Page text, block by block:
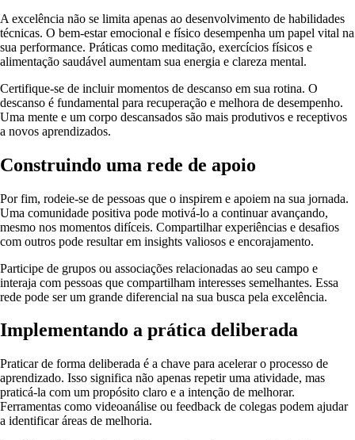
A excelência não se limita apenas ao desenvolvimento de habilidades
técnicas. O bem-estar emocional e físico desempenha um papel vital na
sua performance. Práticas como meditação, exercícios físicos e
alimentação saudável aumentam sua energia e clareza mental.
Certifique-se de incluir momentos de descanso em sua rotina. O
descanso é fundamental para recuperação e melhora de desempenho.
Uma mente e um corpo descansados são mais produtivos e receptivos
a novos aprendizados.
Construindo uma rede de apoio
Por fim, rodeie-se de pessoas que o inspirem e apoiem na sua jornada.
Uma comunidade positiva pode motivá-lo a continuar avançando,
mesmo nos momentos difíceis. Compartilhar experiências e desafios
com outros pode resultar em insights valiosos e encorajamento.
Participe de grupos ou associações relacionadas ao seu campo e
interaja com pessoas que compartilham interesses semelhantes. Essa
rede pode ser um grande diferencial na sua busca pela excelência.
Implementando a prática deliberada
Praticar de forma deliberada é a chave para acelerar o processo de
aprendizado. Isso significa não apenas repetir uma atividade, mas
praticá-la com um propósito claro e a intenção de melhorar.
Ferramentas como videoanálise ou feedback de colegas podem ajudar
a identificar áreas de melhoria.